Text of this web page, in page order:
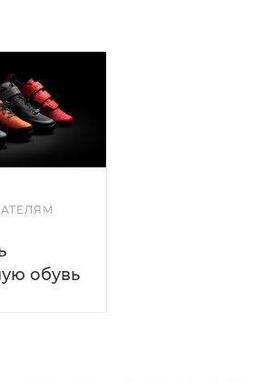
обувь